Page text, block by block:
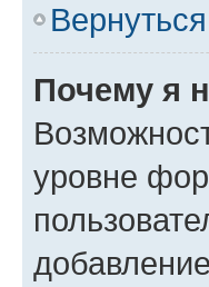
Почему я
уровне